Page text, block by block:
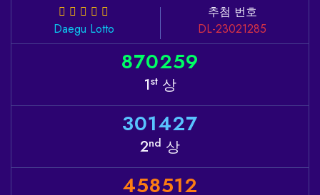
Daegu Lotto
추첨 번호
DL-23021285
870259
1st상
301427
2nd 상
458512